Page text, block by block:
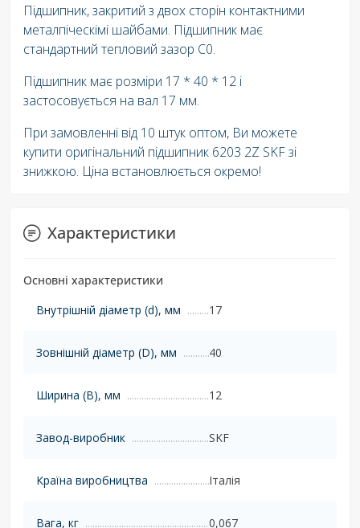
Підшипник, закритий з двох сторін контактними
металпіческімі шайбами. Підшипник має
стандартний тепловий зазор C0.
Підшипник має розміри 17 * 40 * 12 і
застосовується на вал 17 мм.
При замовленні від 10 штук оптом, Ви можете
купити оригінальний підшипник 6203 2Z SKF зі
знижкою. Ціна встановлюється окремо!
Характеристики
Основні характеристики
Внутрішній діаметр (d), мм
17
Зовнішній діаметр (D), мм 40
Ширина (B), мм 12
Завод-виробник SKF
Країна виробництва Італія
Вага, кг 0,067